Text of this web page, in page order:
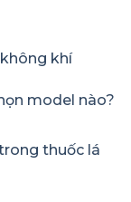
khí
model nào?
thuốc lá